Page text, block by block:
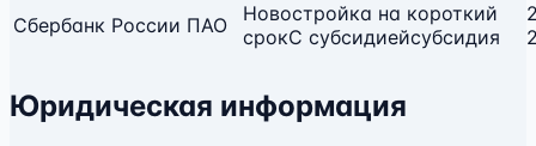
Сбербанк России ПАО
Новостройка на короткий
срокС субсидиейсубсидия
Юридическая информация